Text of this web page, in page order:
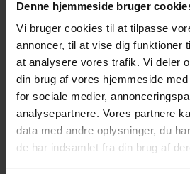
Denne hjemmeside bruger
Vi bruger cookies til at tilpasse
annoncer, til at vise dig funktioner
at analysere vores trafik. Vi deler
din brug af vores hjemmeside
for sociale medier,
analysepartnere. Vores partnere
data med andre oplysninger, du
de har indsamlet fra din brug af
- Masterclass i
mulighed for
Kommune og tilbyder en
uddannelse inden for
markedsføring og teknikker
i en tid med stigende
Inge Møller Thomsen, der
erhvervskonsulent hos